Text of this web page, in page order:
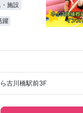
施設
躍
古川橋駅前3F